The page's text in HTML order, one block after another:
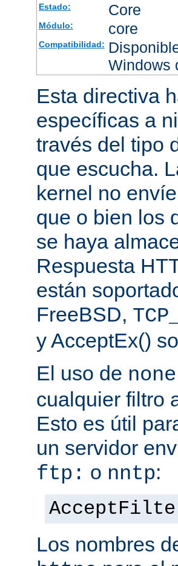
Estado: Core
Módulo: core
Compatibilidad:
Windows
Esta directiva
específicas a
través del tipo
que escucha.
kernel no
que o bien los
se haya
Respuesta
están
FreeBSD,
y AcceptEx()
El uso de none
cualquier filtro
Esto es útil
un servidor
ftp: o nntp:
Los nombres